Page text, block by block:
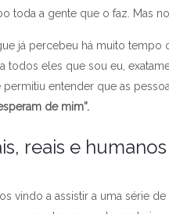
toda a gente que o faz. Mas
já percebeu há muito tempo
todos eles que sou eu,
entender que as
de mim”.
reais e humanos
vindo a assistir a uma série